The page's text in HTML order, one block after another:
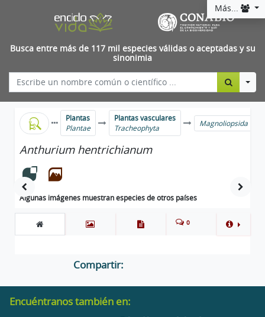
Más...
Busca entre más de 117 mil especies válidas o aceptadas y su
sinonimia
Plantas
Plantae
Plantas vasculares
Tracheophyta
Magnoliopsida
Anthurium hentrichianum
Algunas imágenes muestran especies de otros países
0
Compartir:
Encuéntranos también en: